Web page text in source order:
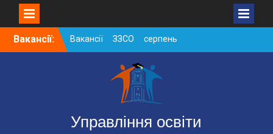
SkipВакансії:
Вакансії ЗЗСО серпень
2026
Вакансії ЗЗСО червень
Вакансії у ЗДО та
дошкільних підрозділах
ЗЗСО станом на
01.08.2026 р.
Управління освіти